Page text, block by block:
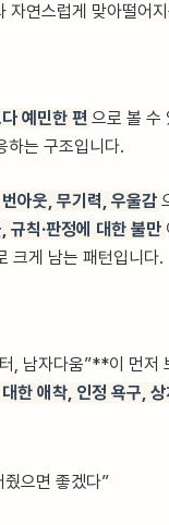
자연스럽게 맞아떨어
예민한 편 으로 볼 수
하는 구조입니다.
아웃, 무기력, 우울감
규칙·판정에 대한 불만
크게 남는 패턴입니다.
, 남자다움”**이 먼저
한 애착, 인정 욕구,
으면 좋겠다”